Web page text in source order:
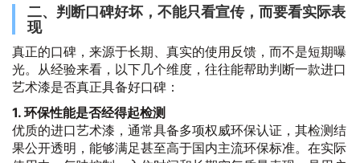
二、判断口碑好坏，不能只看宣传，而要看实际表
现
真正的口碑，来源于长期、真实的使用反馈，而不是短期曝
光。从经验来看，以下几个维度，往往能帮助判断一款进口
艺术漆是否真正具备好口碑：
1. 环保性能是否经得起检测
优质的进口艺术漆，通常具备多项权威环保认证，其检测结
果公开透明，能够满足甚至高于国内主流环保标准。在实际